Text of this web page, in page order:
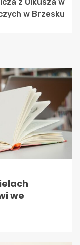
w Brzesku
we